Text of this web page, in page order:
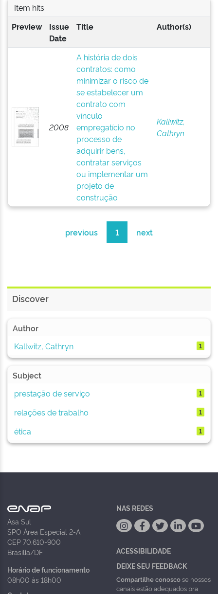
Item hits:
Preview
Issue
Date
Title Author(s)
2008
A história de dois
contratos: como
minimizar o risco de
se estabelecer um
contrato com
vínculo
empregatício no
processo de
adquirir bens,
contratar serviços
ou implementar um
projeto de
construção
Kallwitz,
Cathryn
previous 1 next
Discover
Author
Kallwitz, Cathryn
1
Subject
prestação de serviço
1
relações de trabalho 1
ética 1
Asa Sul
SPO Área Especial 2-A
CEP 70.610-900
Brasília/DF
Horário de funcionamento
08h00 às 18h00
NAS REDES
ACESSIBILIDADE
DEIXE SEU FEEDBACK
Compartilhe conoscose nossos
canais estão adequados pra